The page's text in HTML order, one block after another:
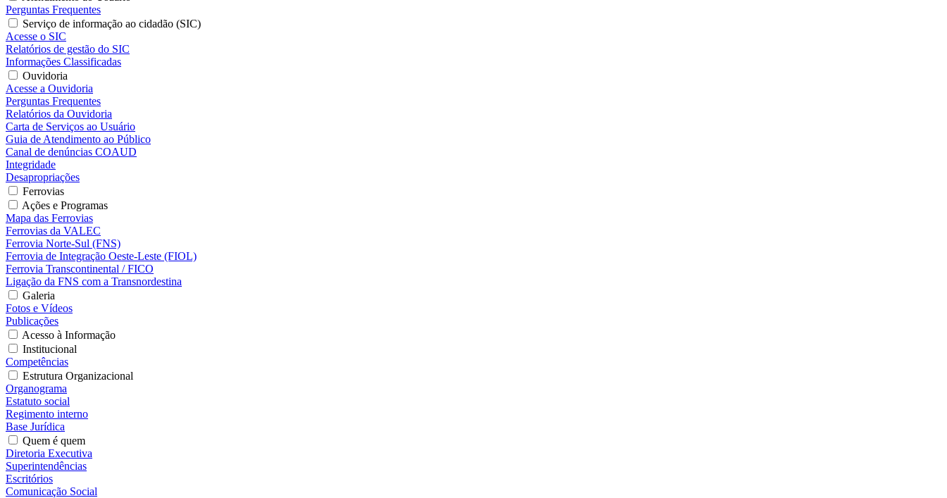
Perguntas Frequentes
Serviço de informação ao cidadão (SIC)
Acesse o SIC
Relatórios de gestão do SIC
Informações Classificadas
Ouvidoria
Acesse a Ouvidoria
Perguntas Frequentes
Relatórios da Ouvidoria
Carta de Serviços ao Usuário
Guia de Atendimento ao Público
Canal de denúncias COAUD
Integridade
Desapropriações
Ferrovias
Ações e Programas
Mapa das Ferrovias
Ferrovias da VALEC
Ferrovia Norte-Sul (FNS)
Ferrovia de Integração Oeste-Leste (FIOL)
Ferrovia Transcontinental / FICO
Ligação da FNS com a Transnordestina
Galeria
Fotos e Vídeos
Publicações
Acesso à Informação
Institucional
Competências
Estrutura Organizacional
Organograma
Estatuto social
Regimento interno
Base Jurídica
Quem é quem
Diretoria Executiva
Superintendências
Escritórios
Comunicação Social